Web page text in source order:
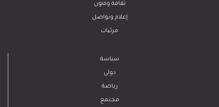
ﺛﻘﺎﻓﺔ وﻓﻧون
إعلام وتواصل
مرئيات
سياسة
دولي
رياضة
مجتمع